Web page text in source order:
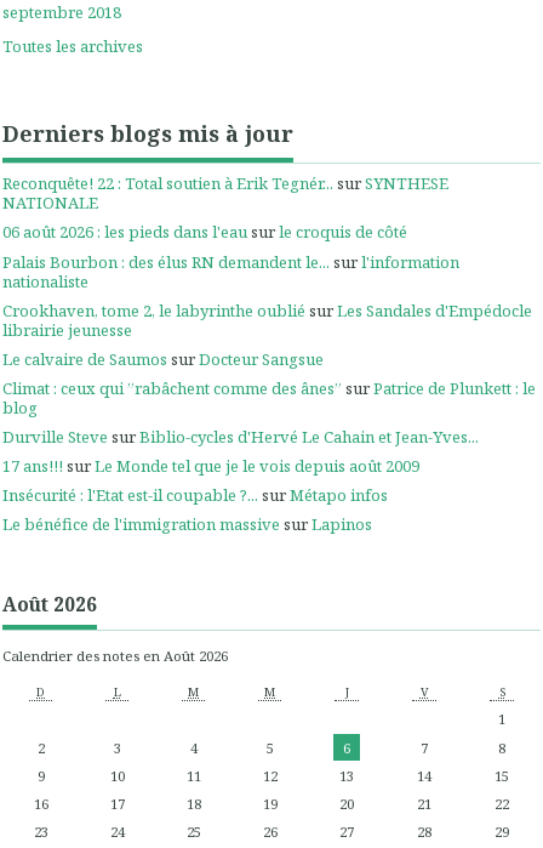
septembre 2018
Toutes les archives
Derniers blogs mis à jour
Reconquête! 22 : Total soutien à Erik Tegnér... surSYNTHESE
NATIONALE
06 août 2026 : les pieds dans l'eausurle croquis de côté
Palais Bourbon : des élus RN demandent le... surl'information
nationaliste
Crookhaven, tome 2, le labyrinthe oublié surLes Sandales d'Empédocle
librairie jeunesse
Le calvaire de Saumos surDocteur Sangsue
Climat : ceux qui ”rabâchent comme des ânes” surPatrice de Plunkett : le
blog
Durville Steve surBiblio-cycles d'Hervé Le Cahain et Jean-Yves...
17 ans!!! surLe Monde tel que je le vois depuis août 2009
Insécurité : l'Etat est-il coupable ?... surMétapo infos
Le bénéfice de l'immigration massive surLapinos
Août 2026
Calendrier des notes en Août 2026
D L M M J V S
1
2
3 4 5 6 7
8
9
10 11 12 13 14
15
16
17 18 19 20 21
22
23
24 25 26 27 28
29